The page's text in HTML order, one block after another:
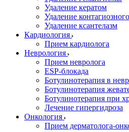
Удаление кератом
Удаление
Удаление ксантелазм
Кардиология
Прием кардиолога
Неврология
Прием невролога
ESP-блокада
Ботулинотерапия в
Ботулинотерапия
Ботулинотерапия при
Лечение гипергидроза
Онкология
Прием дерматолога-